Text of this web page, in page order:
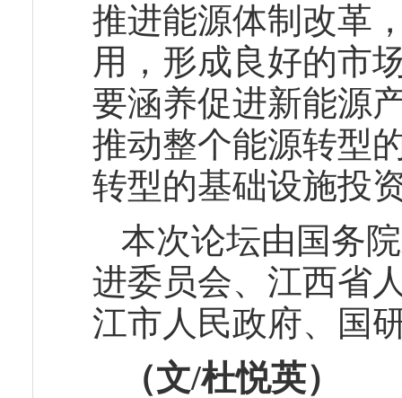
推进能源体制改革
用，形成良好的市
要涵养促进新能源
推动整个能源转型
转型的基础设施投
本次论坛由国务
进委员会、江西省
江市人民政府、国
（文/杜悦英）